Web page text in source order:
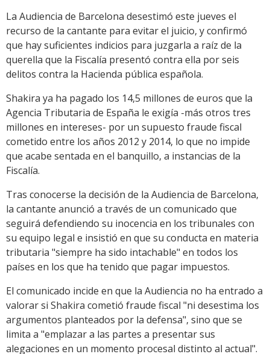
La Audiencia de Barcelona desestimó este jueves el
recurso de la cantante para evitar el juicio, y confirmó
que hay suficientes indicios para juzgarla a raíz de la
querella que la Fiscalía presentó contra ella por seis
delitos contra la Hacienda pública española.
Shakira ya ha pagado los 14,5 millones de euros que la
Agencia Tributaria de España le exigía -más otros tres
millones en intereses- por un supuesto fraude fiscal
cometido entre los años 2012 y 2014, lo que no impide
que acabe sentada en el banquillo, a instancias de la
Fiscalía.
Tras conocerse la decisión de la Audiencia de Barcelona,
la cantante anunció a través de un comunicado que
seguirá defendiendo su inocencia en los tribunales con
su equipo legal e insistió en que su conducta en materia
tributaria "siempre ha sido intachable" en todos los
países en los que ha tenido que pagar impuestos.
El comunicado incide en que la Audiencia no ha entrado a
valorar si Shakira cometió fraude fiscal "ni desestima los
argumentos planteados por la defensa", sino que se
limita a "emplazar a las partes a presentar sus
alegaciones en un momento procesal distinto al actual".